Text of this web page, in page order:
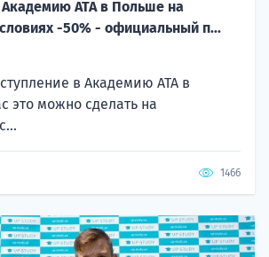
ATA в Польше на
-50% - официальный п...
в Академию ATA в
это можно сделать на
1466